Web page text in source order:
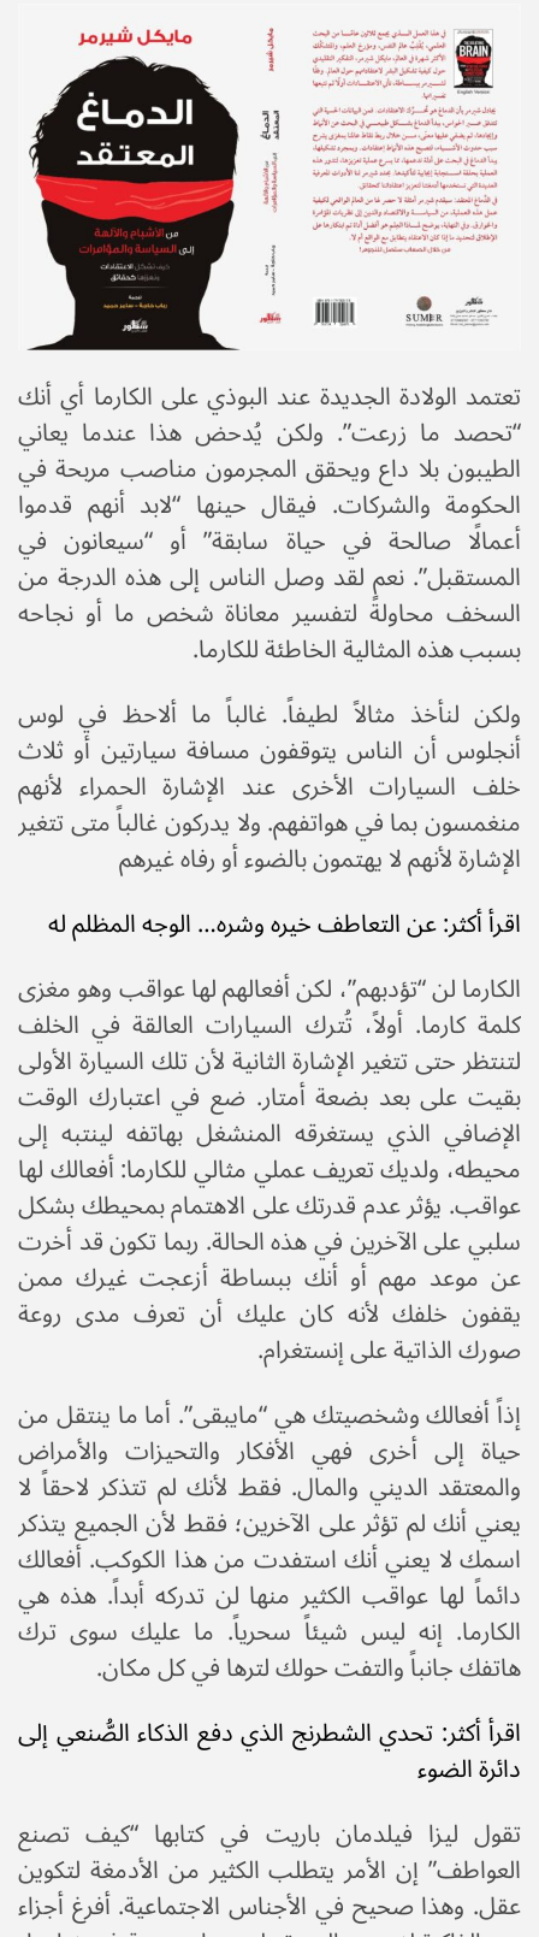
تعتمد الولادة الجديدة عند البوذي على الكارما أي أنك
“تحصد ما زرعت”. ولكن يُدحض هذا عندما يعاني
الطيبون بلا داع ويحقق المجرمون مناصب مربحة في
الحكومة والشركات. فيقال حينها “لابد أنهم قدموا
أعمالًا صالحة في حياة سابقة” أو “سيعانون في
المستقبل”. نعم لقد وصل الناس إلى هذه الدرجة من
السخف محاولةً لتفسير معاناة شخص ما أو نجاحه
بسبب هذه المثالية الخاطئة للكارما.
ولكن لنأخذ مثالاً لطيفاً. غالباً ما ألاحظ في لوس
أنجلوس أن الناس يتوقفون مسافة سيارتين أو ثلاث
خلف السيارات الأخرى عند الإشارة الحمراء لأنهم
منغمسون بما في هواتفهم. ولا يدركون غالباً متى تتغير
الإشارة لأنهم لا يهتمون بالضوء أو رفاه غيرهم
اقرأ أكثر: عن التعاطف خيره وشره… الوجه المظلم له
الكارما لن “تؤدبهم”، لكن أفعالهم لها عواقب وهو مغزى
كلمة كارما. أولاً، تُترك السيارات العالقة في الخلف
لتنتظر حتى تتغير الإشارة الثانية لأن تلك السيارة الأولى
بقيت على بعد بضعة أمتار. ضع في اعتبارك الوقت
الإضافي الذي يستغرقه المنشغل بهاتفه لينتبه إلى
محيطه، ولديك تعريف عملي مثالي للكارما: أفعالك لها
عواقب. يؤثر عدم قدرتك على الاهتمام بمحيطك بشكل
سلبي على الآخرين في هذه الحالة. ربما تكون قد أخرت
عن موعد مهم أو أنك ببساطة أزعجت غيرك ممن
يقفون خلفك لأنه كان عليك أن تعرف مدى روعة
صورك الذاتية على إنستغرام.
إذاً أفعالك وشخصيتك هي “مايبقى”. أما ما ينتقل من
حياة إلى أخرى فهي الأفكار والتحيزات والأمراض
والمعتقد الديني والمال. فقط لأنك لم تتذكر لاحقاً لا
يعني أنك لم تؤثر على الآخرين؛ فقط لأن الجميع يتذكر
اسمك لا يعني أنك استفدت من هذا الكوكب. أفعالك
دائماً لها عواقب الكثير منها لن تدركه أبداً. هذه هي
الكارما. إنه ليس شيئاً سحرياً. ما عليك سوى ترك
هاتفك جانباً والتفت حولك لترها في كل مكان.
اقرأ أكثر: تحدي الشطرنج الذي دفع الذكاء الصُّنعي إلى
دائرة الضوء
تقول ليزا فيلدمان باريت في كتابها “كيف تصنع
العواطف” إن الأمر يتطلب الكثير من الأدمغة لتكوين
عقل. وهذا صحيح في الأجناس الاجتماعية. أفرغ أجزاء